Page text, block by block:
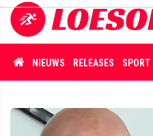
NIEUWS RELEASES SPORT